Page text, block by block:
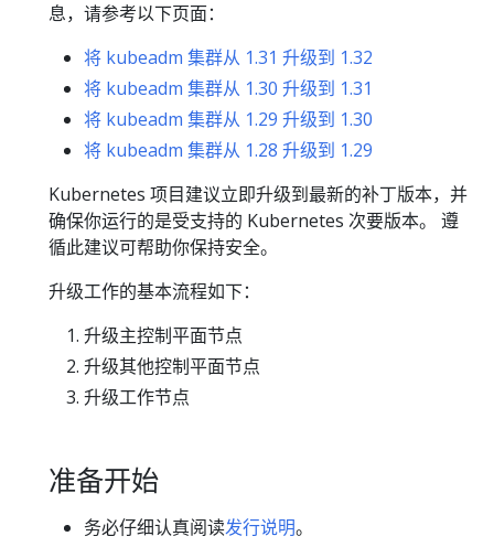
息，请参考以下页面：
将 kubeadm 集群从 1.31 升级到 1.32
将 kubeadm 集群从 1.30 升级到 1.31
将 kubeadm 集群从 1.29 升级到 1.30
将 kubeadm 集群从 1.28 升级到 1.29
Kubernetes 项目建议立即升级到最新的补丁版本，并
确保你运行的是受支持的 Kubernetes 次要版本。 遵
循此建议可帮助你保持安全。
升级工作的基本流程如下：
升级主控制平面节点
升级其他控制平面节点
升级工作节点
准备开始
务必仔细认真阅读发行说明。